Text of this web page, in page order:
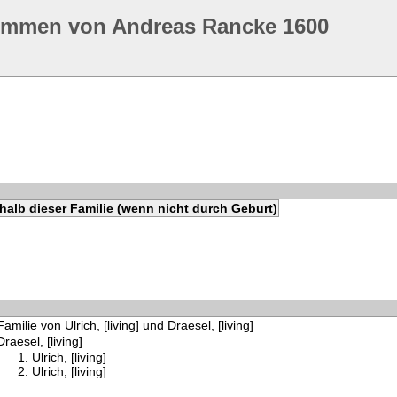
von Andreas Rancke 1600
dieser Familie (wenn nicht durch Geburt)
von Ulrich, [living] und Draesel, [living]
[living]
Ulrich, [living]
Ulrich, [living]